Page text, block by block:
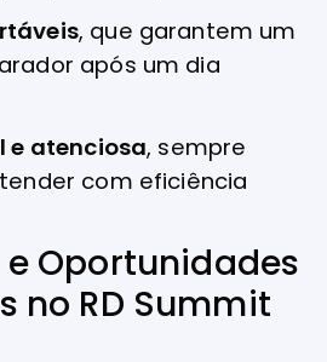
, que garantem um
após um dia
e atenciosa, sempre
com eficiência
Oportunidades
no RD Summit